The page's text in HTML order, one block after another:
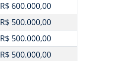
R$ 600.000,00
R$ 500.000,00
R$ 500.000,00
R$ 500.000,00